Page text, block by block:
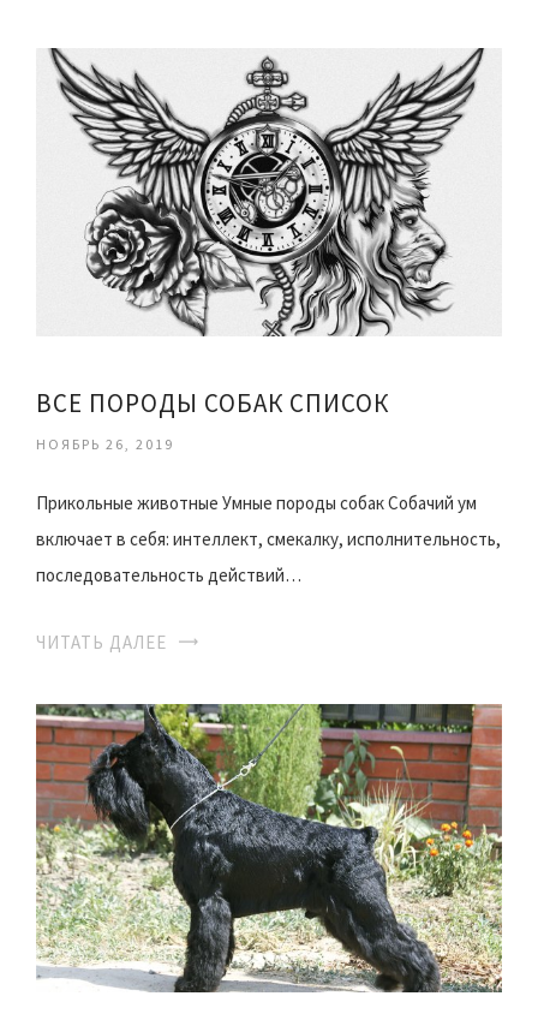
ВСЕ ПОРОДЫ СОБАК СПИСОК
НОЯБРЬ 26, 2019
Прикольные животные Умные породы собак Собачий ум
включает в себя: интеллект, смекалку, исполнительность,
последовательность действий…
ЧИТАТЬ ДАЛЕЕ